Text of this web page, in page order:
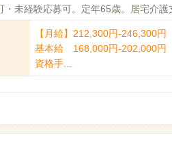
未経験応募可。定年65歳。居宅介護
【月給】212,300円-246,300円
基本給 168,000円-202,000円
資格手...